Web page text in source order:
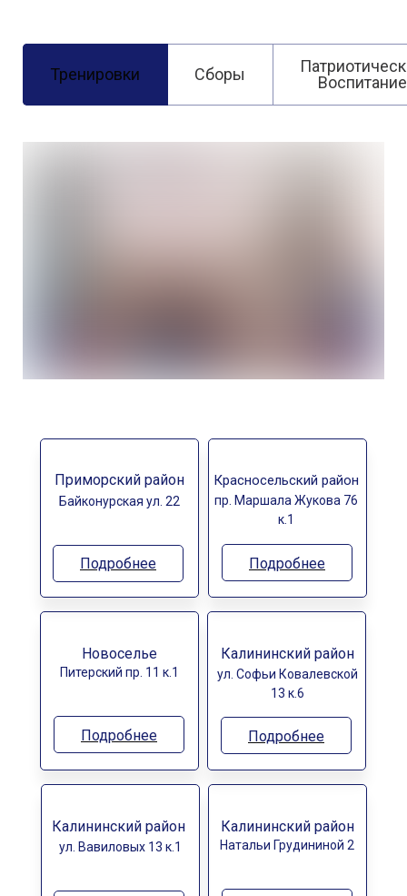
Тренировки Сборы
Воспитание
Подробнее
Байконурская ул. 22
Приморский район
Калининский район
ул. Вавиловых 13 к.1
Подробнее
пр. Маршала Жукова 76
к.1
Красносельский район
Подробнее
ул. Софьи Ковалевской
13 к.6
Калининский район
Подробнее
Питерский пр. 11 к.1
Новоселье
Натальи Грудининой 2
Калининский район